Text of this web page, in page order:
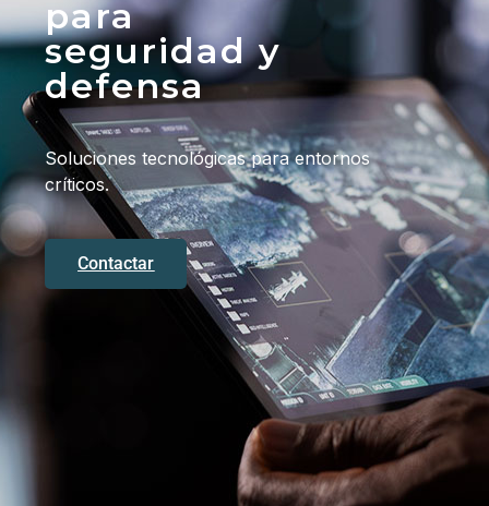
para
seguridad y
defensa
Soluciones tecnológicas para entornos
críticos.
Contactar